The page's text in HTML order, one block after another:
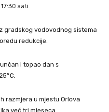
sati.
gradskog vodovodnog sistema
redukcije.
i topao dan s
razmjera u mjestu Orlova
već tri mjeseca